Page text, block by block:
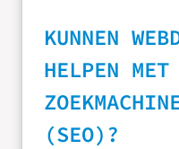
KUNNEN
HELPEN MET
(SEO)?